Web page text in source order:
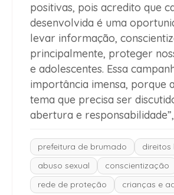
positivas, pois acredito que
desenvolvida é uma
levar informação,
principalmente, proteger
e adolescentes. Essa
importância imensa, porque
tema que precisa ser
abertura e
prefeitura de brumado
direitos
abuso sexual
conscientização
rede de proteção
crianças e